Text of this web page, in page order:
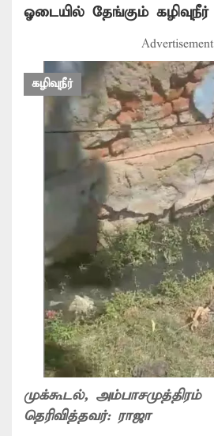
ஓடையில் தேங்கும் கழிவுநீர்
Advertisement
கழிவுநீர்
முக்கூடல், அம்பாசமுத்திரம்
தெரிவித்தவர்: ராஜா